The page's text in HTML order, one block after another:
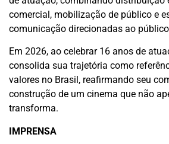
comercial, mobilização de público e
comunicação direcionadas ao
Em 2026, ao celebrar 16 anos de
consolida sua trajetória como
valores no Brasil, reafirmando seu
construção de um cinema que não
transforma.
IMPRENSA